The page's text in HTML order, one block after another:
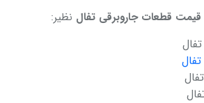
قیمت قطعات جاروبرقی تفال نظیر:
تفال